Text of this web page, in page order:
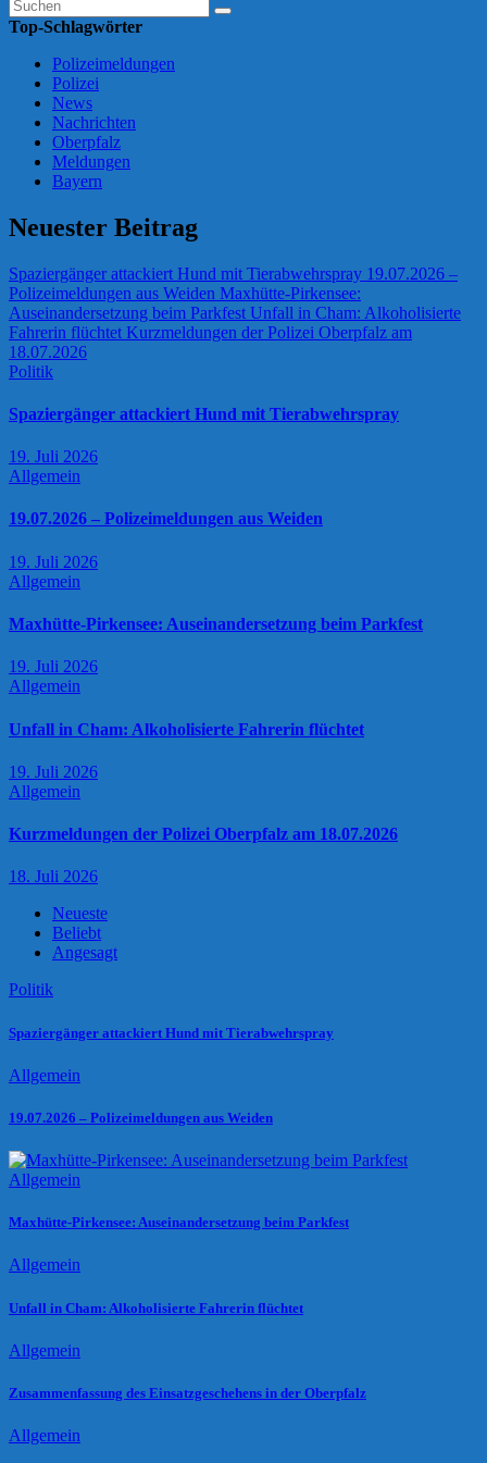
Top-Schlagwörter
Polizeimeldungen
Polizei
News
Nachrichten
Oberpfalz
Meldungen
Bayern
Neuester Beitrag
Spaziergänger attackiert Hund mit Tierabwehrspray 19.07.2026 –
Polizeimeldungen aus Weiden Maxhütte-Pirkensee:
Auseinandersetzung beim Parkfest Unfall in Cham: Alkoholisierte
Fahrerin flüchtet Kurzmeldungen der Polizei Oberpfalz am
18.07.2026
Politik
Spaziergänger attackiert Hund mit Tierabwehrspray
19. Juli 2026
Allgemein
19.07.2026 – Polizeimeldungen aus Weiden
19. Juli 2026
Allgemein
Maxhütte-Pirkensee: Auseinandersetzung beim Parkfest
19. Juli 2026
Allgemein
Unfall in Cham: Alkoholisierte Fahrerin flüchtet
19. Juli 2026
Allgemein
Kurzmeldungen der Polizei Oberpfalz am 18.07.2026
18. Juli 2026
Neueste
Beliebt
Angesagt
Politik
Spaziergänger attackiert Hund mit Tierabwehrspray
Allgemein
19.07.2026 – Polizeimeldungen aus Weiden
Allgemein
Maxhütte-Pirkensee: Auseinandersetzung beim Parkfest
Allgemein
Unfall in Cham: Alkoholisierte Fahrerin flüchtet
Allgemein
Zusammenfassung des Einsatzgeschehens in der Oberpfalz
Allgemein